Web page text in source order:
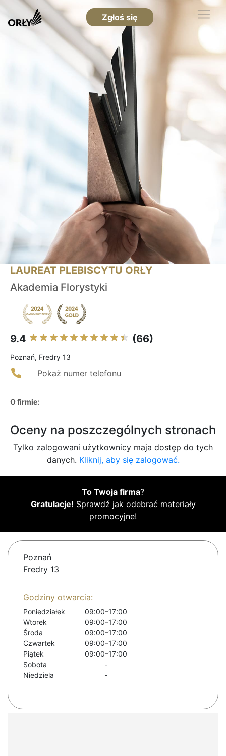
Zgłoś się
LAUREAT PLEBISCYTU ORŁY
Akademia Florystyki
9.4 (66)
Poznań, Fredry 13
Pokaż numer telefonu
O firmie:
Oceny na poszczególnych stronach
Tylko zalogowani użytkownicy maja dostęp do tych
danych. Kliknij, aby się zalogować.
To Twoja firma?
Gratulacje! Sprawdź jak odebrać materiały
promocyjne!
Poznań
Fredry 13
Godziny otwarcia:
Poniedziałek
09:00–17:00
Wtorek
09:00–17:00
Środa
09:00–17:00
Czwartek
09:00–17:00
Piątek
09:00–17:00
Sobota
-
Niedziela
-